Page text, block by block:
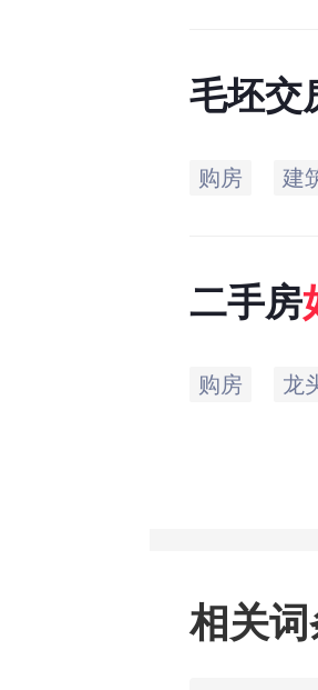
毛坯交
购房 建
二手房
购房 龙
相关